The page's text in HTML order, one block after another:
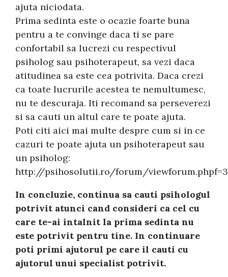
ajuta niciodata.
Prima sedinta este o ocazie foarte buna
pentru a te convinge daca ti se pare
confortabil sa lucrezi cu respectivul
psiholog sau psihoterapeut, sa vezi daca
atitudinea sa este cea potrivita. Daca crezi
ca toate lucrurile acestea te nemultumesc,
nu te descuraja. Iti recomand sa perseverezi
si sa cauti un altul care te poate ajuta.
Poti citi aici mai multe despre cum si in ce
cazuri te poate ajuta un psihoterapeut sau
un psiholog:
http://psihosolutii.ro/forum/
In concluzie, continua sa cauti psihologul
potrivit atunci cand consideri ca cel cu
care te-ai intalnit la prima sedinta nu
este potrivit pentru tine. In continuare
poti primi ajutorul pe care il cauti cu
ajutorul unui specialist potrivit.